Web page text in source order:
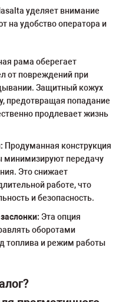
уделяет внимание
на удобство оператора и
рама оберегает
от повреждений при
Защитный кожух
предотвращая попадание
продлевает жизнь
Продуманная конструкция
минимизируют передачу
Это снижает
работе, что
и безопасность.
Эта опция
оборотами
топлива и режим работы